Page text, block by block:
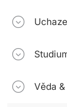
Věda